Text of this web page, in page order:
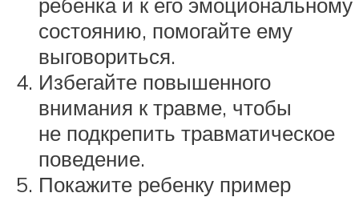
ребенка и к его эмоциональному
состоянию, помогайте ему
выговориться.
Избегайте повышенного
внимания к травме, чтобы
не подкрепить травматическое
поведение.
Покажите ребенку пример